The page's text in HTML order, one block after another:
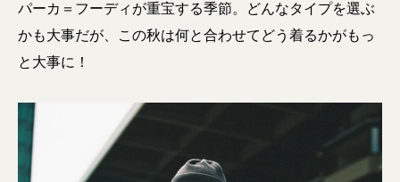
パーカ＝フーディが重宝する季節。どんなタイプを選ぶ
かも大事だが、この秋は何と合わせてどう着るかがもっ
と大事に！